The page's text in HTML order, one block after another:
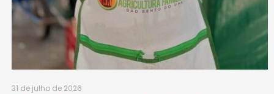
31 de julho de 2026